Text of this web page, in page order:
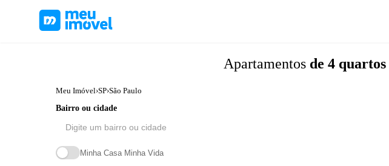
Apartamentos de 4 quartos
Meu Imóvel›SP›São Paulo
Bairro ou cidade
Minha Casa Minha Vida